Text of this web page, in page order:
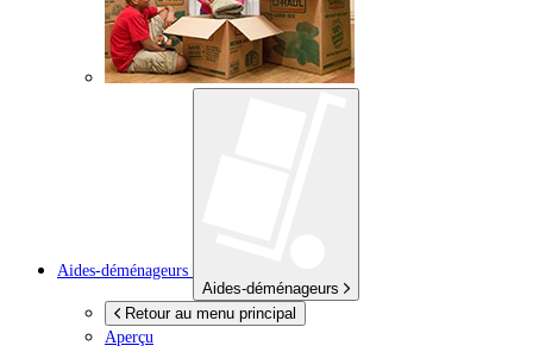
Aides-déménageurs
Aides-déménageurs
Retour au menu principal
Aperçu